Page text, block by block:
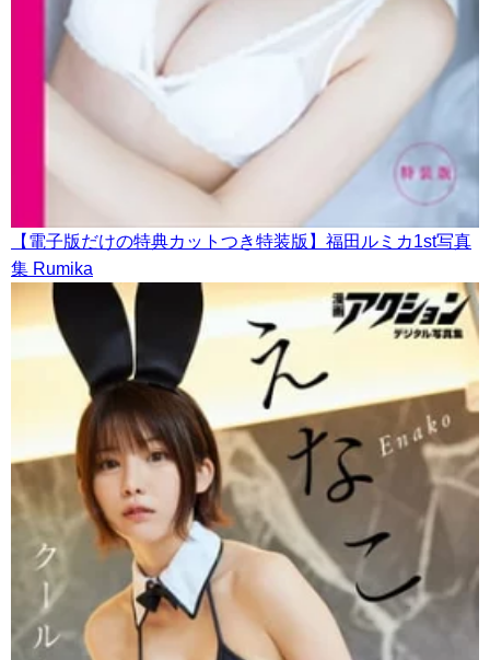
【電子版だけの特典カットつき特装版】福田ルミカ1st写真
集 Rumika